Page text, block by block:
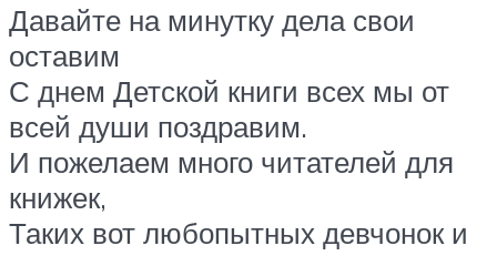
Давайте на минутку дела свои
оставим
С днем Детской книги всех мы от
всей души поздравим.
И пожелаем много читателей для
книжек,
Таких вот любопытных девчонок и